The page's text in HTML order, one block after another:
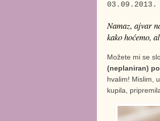
03.09.2013.
Namaz, ajvar
kako hoćemo,
Možete mi se
(neplaniran)
hvalim! Mislim,
kupila,